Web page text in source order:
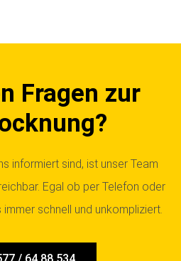
Fragen zur
informiert sind, ist unser Team
Egal ob per Telefon oder
immer schnell und unkompliziert.
/ 64 88 534